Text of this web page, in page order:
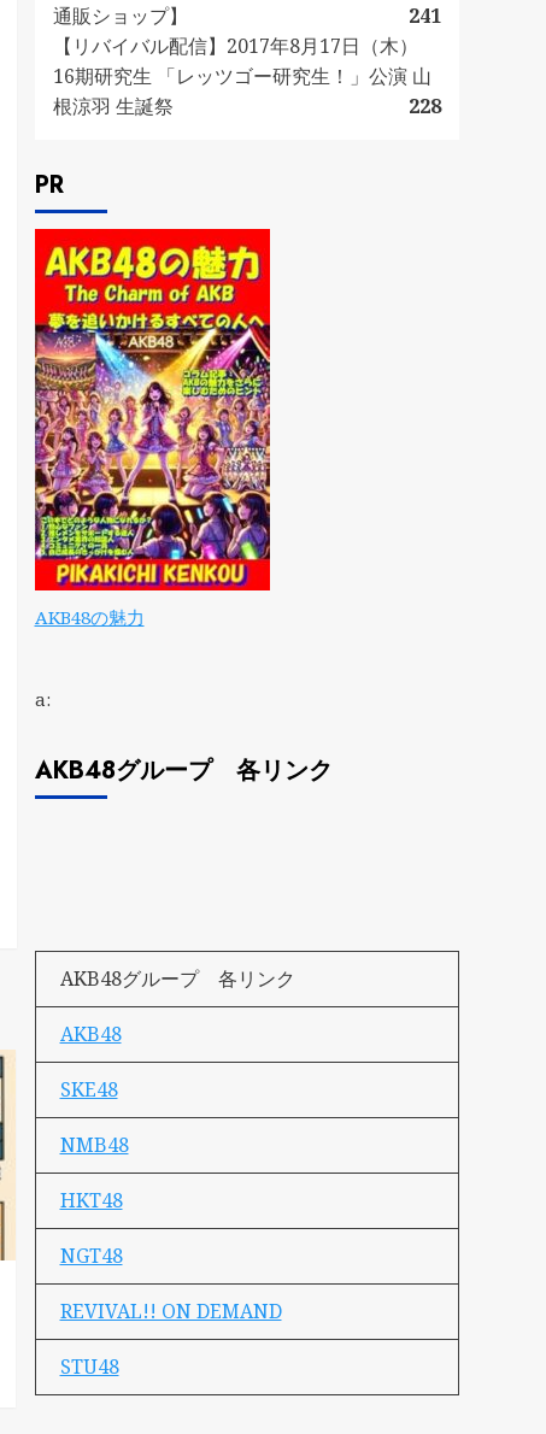
通販ショップ】
241
【リバイバル配信】2017年8月17日（木）
16期研究生 「レッツゴー研究生！」公演 山
根涼羽 生誕祭
228
PR
AKB48の魅力
a:
AKB48グループ 各リンク
AKB48グループ 各リンク
AKB48
SKE48
NMB48
HKT48
NGT48
REVIVAL!! ON DEMAND
STU48